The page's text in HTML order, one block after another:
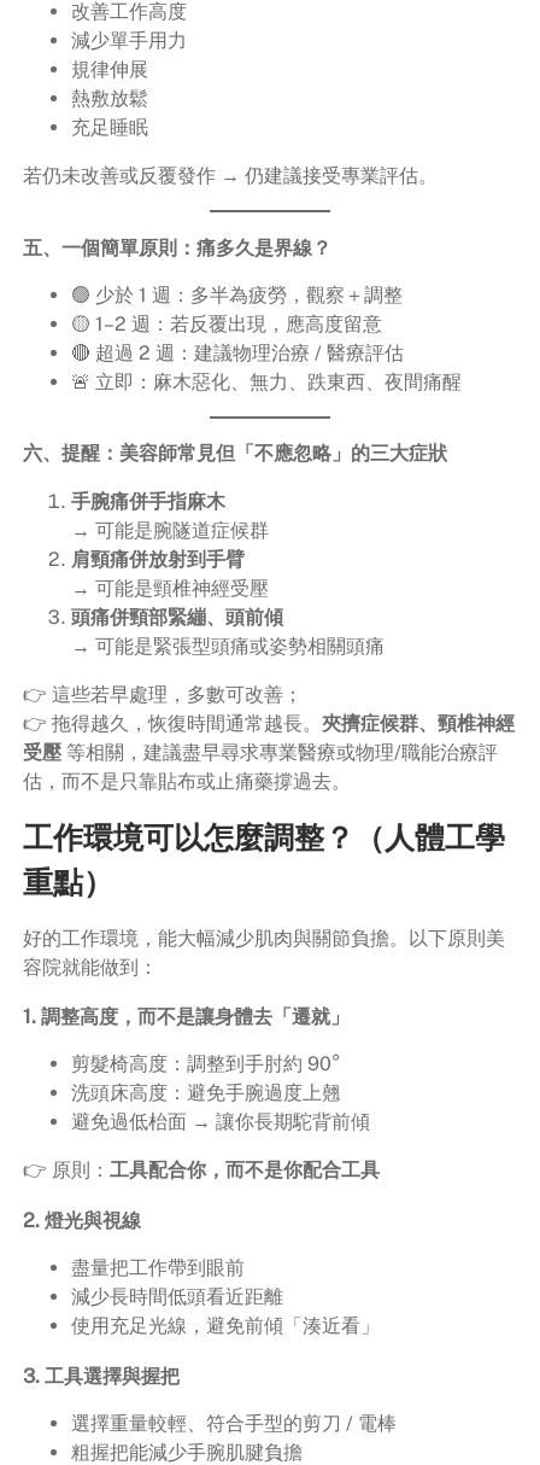
改善工作高度
減少單手用力
規律伸展
熱敷放鬆
充足睡眠
若仍未改善或反覆發作 → 仍建議接受專業評估。
五、一個簡單原則：痛多久是界線？
🟢 少於 1 週：多半為疲勞，觀察＋調整
🟡 1–2 週：若反覆出現，應高度留意
🔴 超過 2 週：建議物理治療 / 醫療評估
🚨 立即：麻木惡化、無力、跌東西、夜間痛醒
六、提醒：美容師常見但「不應忽略」的三大症狀
手腕痛併手指麻木
→ 可能是腕隧道症候群
肩頸痛併放射到手臂
→ 可能是頸椎神經受壓
頭痛併頸部緊繃、頭前傾
→ 可能是緊張型頭痛或姿勢相關頭痛
👉 這些若早處理，多數可改善；
👉 拖得越久，恢復時間通常越長。 夾擠症候群、頸椎神經
受壓等相關，建議盡早尋求專業醫療或物理/職能治療評
估，而不是只靠貼布或止痛藥撐過去。
工作環境可以怎麼調整？（人體工學
重點）
好的工作環境，能大幅減少肌肉與關節負擔。以下原則美
容院就能做到：
1. 調整高度，而不是讓身體去「遷就」
剪髮椅高度：調整到手肘約 90°
洗頭床高度：避免手腕過度上翹
避免過低枱面 → 讓你長期駝背前傾
👉 原則： 工具配合你，而不是你配合工具
2. 燈光與視線
盡量把工作帶到眼前
減少長時間低頭看近距離
使用充足光線，避免前傾「湊近看」
3. 工具選擇與握把
選擇重量較輕、符合手型的剪刀 / 電棒
粗握把能減少手腕肌腱負擔